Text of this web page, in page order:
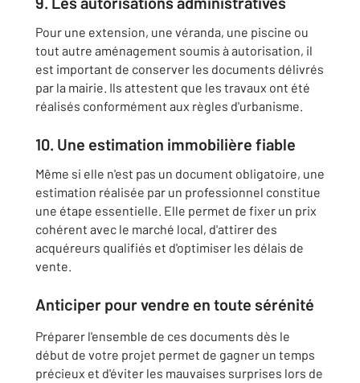
Pour une extension, une véranda, une piscine ou
tout autre aménagement soumis à autorisation, il
est important de conserver les documents délivrés
par la mairie. Ils attestent que les travaux ont été
réalisés conformément aux règles d'urbanisme.
10. Une estimation immobilière fiable
Même si elle n'est pas un document obligatoire, une
estimation réalisée par un professionnel constitue
une étape essentielle. Elle permet de fixer un prix
cohérent avec le marché local, d'attirer des
acquéreurs qualifiés et d'optimiser les délais de
vente.
Anticiper pour vendre en toute sérénité
Préparer l'ensemble de ces documents dès le
début de votre projet permet de gagner un temps
précieux et d'éviter les mauvaises surprises lors de